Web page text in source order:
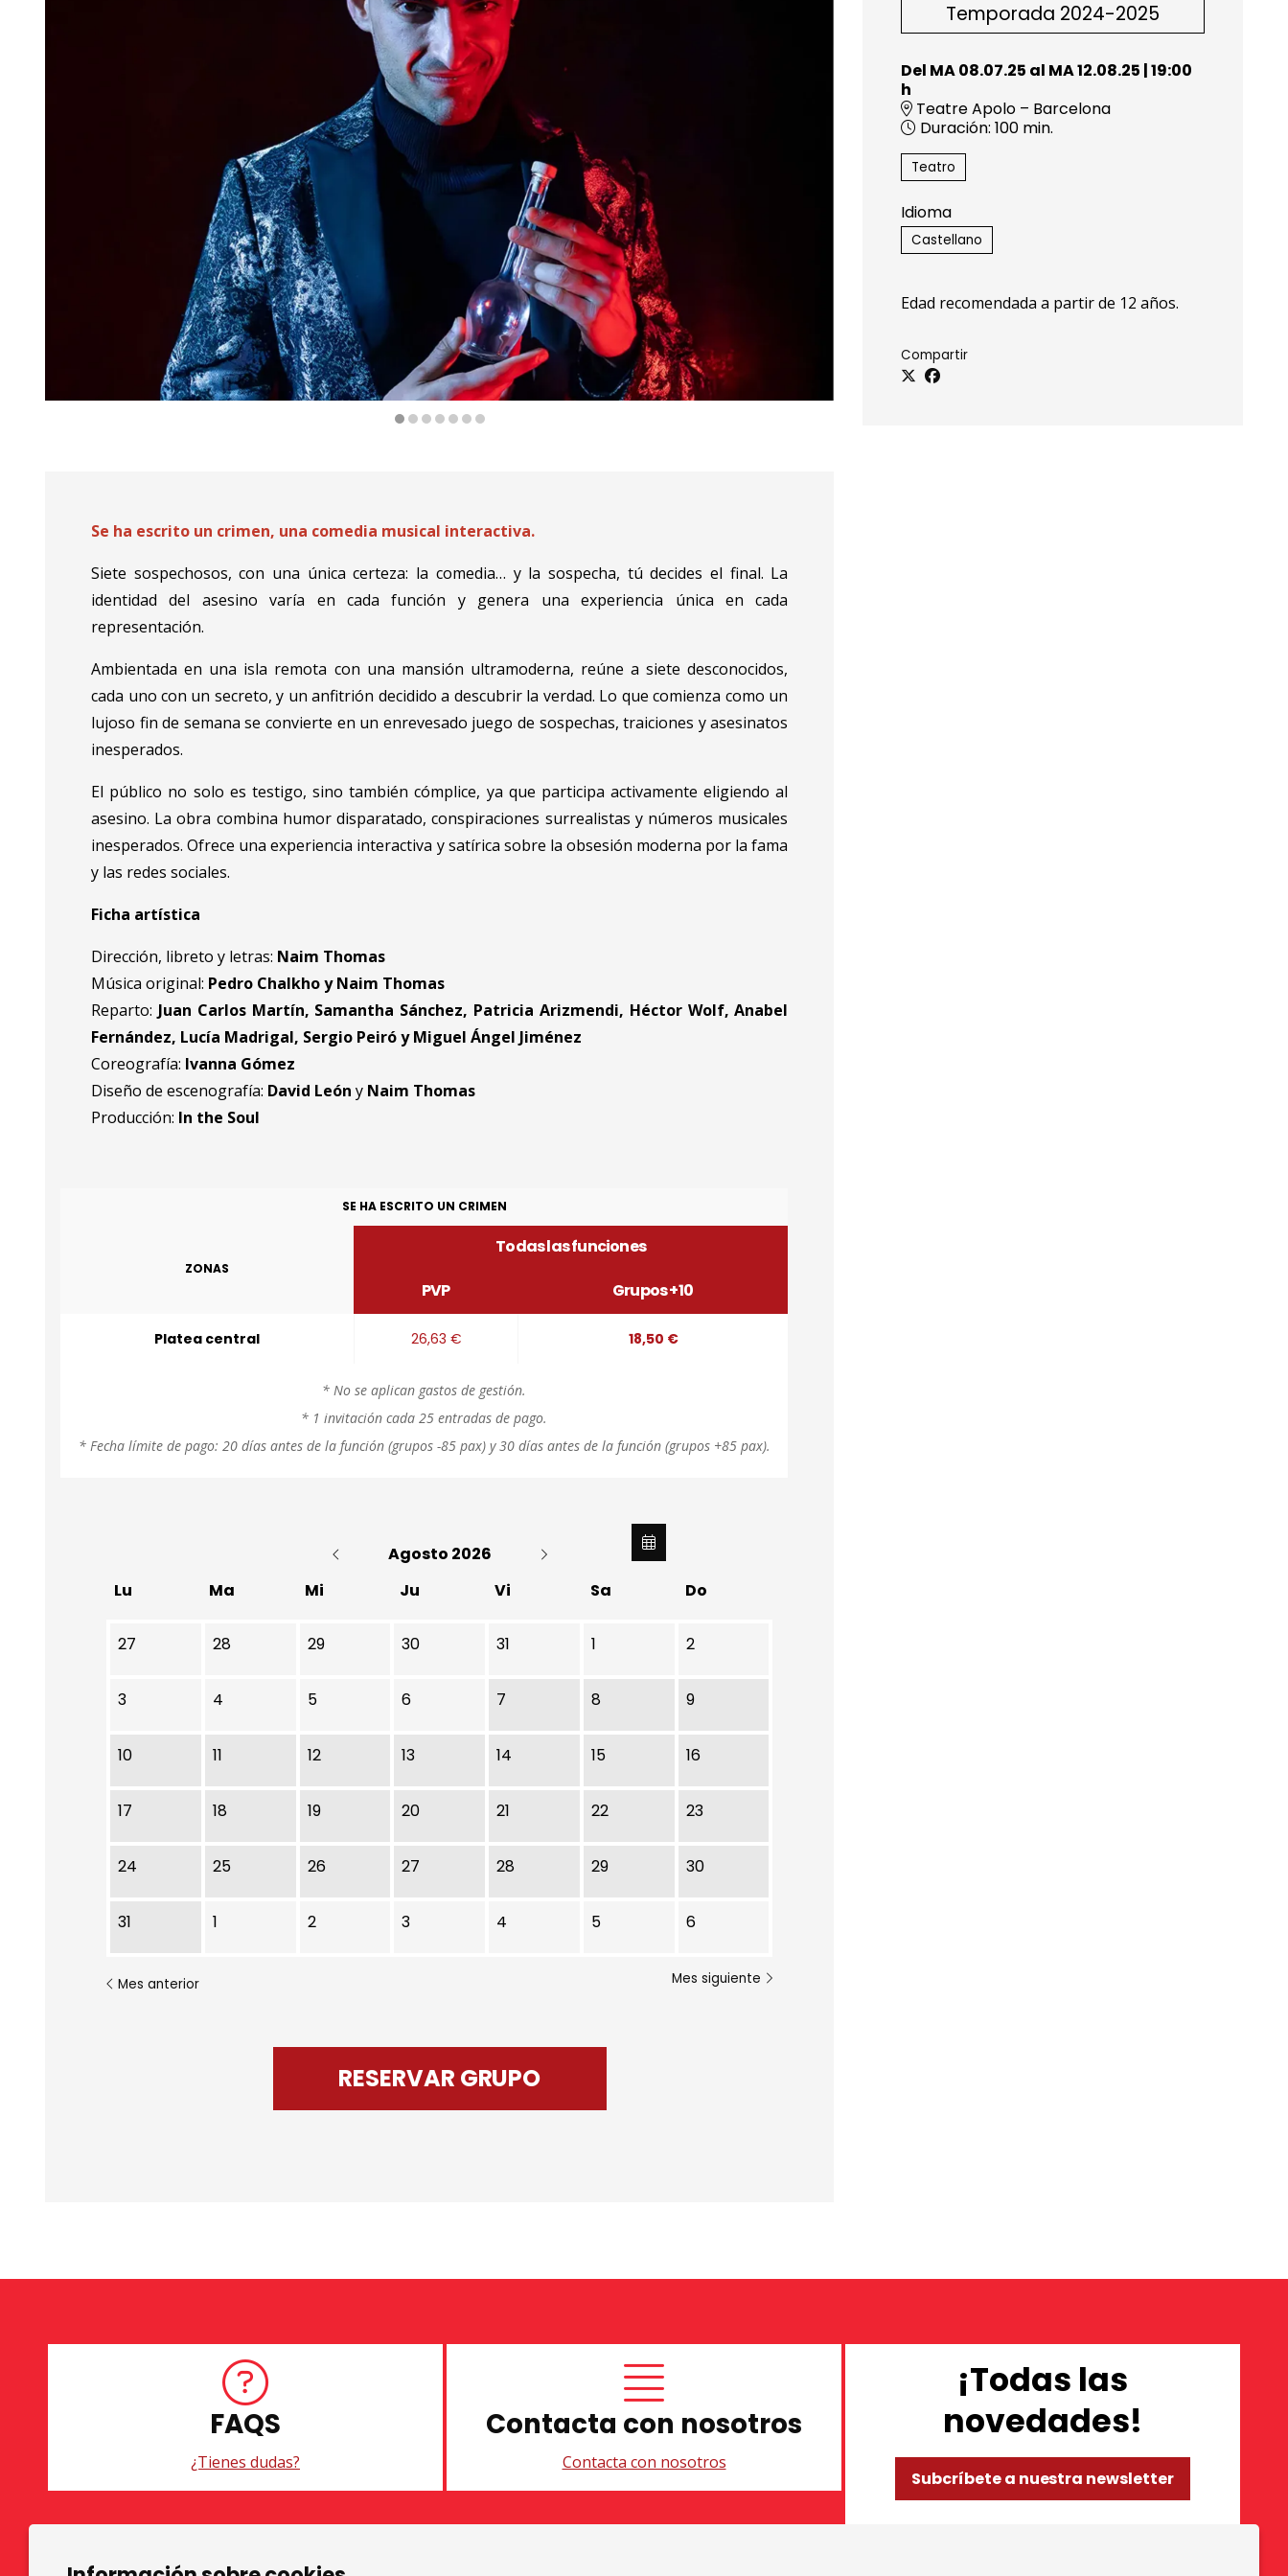
Temporada 2024-2025
Del MA 08.07.25 al MA 12.08.25 |19:00
h
Teatre Apolo – Barcelona
Duración: 100 min.
Teatro
Idioma
Castellano
Edad recomendada a partir de 12 años.
Compartir
Se ha escrito un crimen, una comedia musical interactiva.
Siete sospechosos, con una única certeza: la comedia… y la sospecha, tú decides el final. La
identidad del asesino varía en cada función y genera una experiencia única en cada
representación.
Ambientada en una isla remota con una mansión ultramoderna, reúne a siete desconocidos,
cada uno con un secreto, y un anfitrión decidido a descubrir la verdad. Lo que comienza como un
lujoso fin de semana se convierte en un enrevesado juego de sospechas, traiciones y asesinatos
inesperados.
El público no solo es testigo, sino también cómplice, ya que participa activamente eligiendo al
asesino. La obra combina humor disparatado, conspiraciones surrealistas y números musicales
inesperados. Ofrece una experiencia interactiva y satírica sobre la obsesión moderna por la fama
y las redes sociales.
Ficha artística
Dirección, libreto y letras: Naim Thomas
Música original: Pedro Chalkho y Naim Thomas
Reparto: Juan Carlos Martín, Samantha Sánchez, Patricia Arizmendi, Héctor Wolf, Anabel
Fernández, Lucía Madrigal, Sergio Peiró y Miguel Ángel Jiménez
Coreografía: Ivanna Gómez
Diseño de escenografía: David León y Naim Thomas
Producción: In the Soul
SE HA ESCRITO UN CRIMEN
ZONAS
Todas las funciones
PVP
Grupos +10
Platea central 26,63 € 18,50 €
* No se aplican gastos de gestión.
* 1 invitación cada 25 entradas de pago.
* Fecha límite de pago: 20 días antes de la función (grupos -85 pax) y 30 días antes de la función (grupos +85 pax).
Agosto 2026
Lu
Ma Mi Ju Vi Sa Do
No hay ninguna actividad este mes
27 28 29 30 31 1 2
3 4 5 6 7 8 9
10 11 12 13 14 15 16
17 18 19 20 21 22 23
24 25 26 27 28 29 30
31 1 2 3 4 5 6
Mes anterior Mes siguiente
RESERVAR GRUPO
FAQS
¿Tienes dudas?
Contacta con nosotros
Contacta con nosotros
¡Todas las
novedades!
Subcríbete a nuestra newsletter